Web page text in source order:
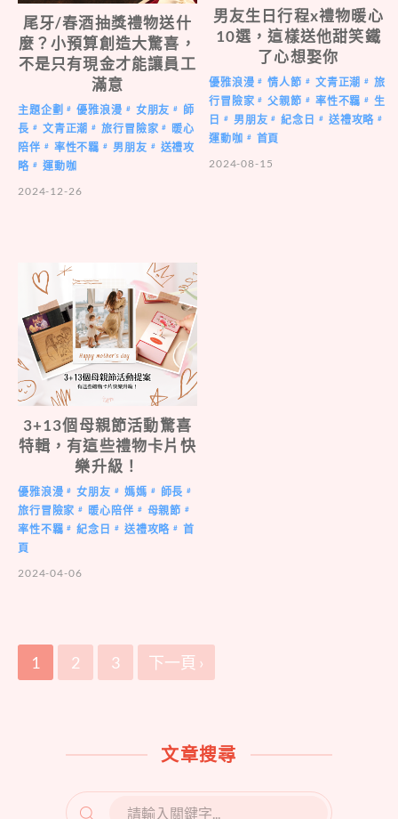
尾牙/春酒抽獎禮物送什
麼？小預算創造大驚喜，
不是只有現金才能讓員工
滿意
主題企劃 # 優雅浪漫 # 女朋友 #
師
長 # 文青正潮 # 旅行冒險家 #
暖心
陪伴 # 率性不羈 # 男朋友 #
送禮攻
略 #
運動咖
2024-12-26
男友生日行程x禮物暖心
10選，這樣送他甜笑鐵
了心想娶你
優雅浪漫 # 情人節 # 文青正潮 #
旅
行冒險家 # 父親節 # 率性不羈 #
生
日
# 男朋友 # 紀念日 # 送禮攻略 #
運動咖 #
首頁
2024-08-15
3+13個母親節活動驚喜
特輯，有這些禮物卡片快
樂升級！
優雅浪漫 # 女朋友 # 媽媽 # 師長 #
旅行冒險家 # 暖心陪伴 # 母親節 #
率性不羈 # 紀念日 # 送禮攻略 #
首
頁
2024-04-06
1 2 3 下一頁 ›
文章搜尋
SEARCH